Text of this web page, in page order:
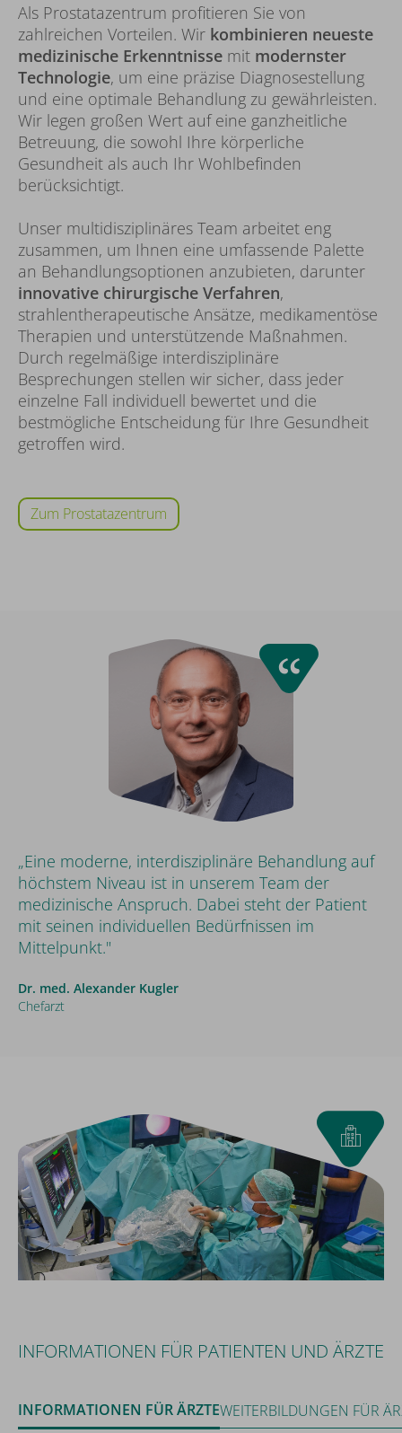
Als Prostatazentrum profitieren Sie von
zahlreichen Vorteilen. Wir kombinieren neueste
medizinische Erkenntnisse mit modernster
Technologie, um eine präzise Diagnosestellung
und eine optimale Behandlung zu gewährleisten.
Wir legen großen Wert auf eine ganzheitliche
Betreuung, die sowohl Ihre körperliche
Gesundheit als auch Ihr Wohlbefinden
berücksichtigt.
Unser multidisziplinäres Team arbeitet eng
zusammen, um Ihnen eine umfassende Palette
an Behandlungsoptionen anzubieten, darunter
innovative chirurgische Verfahren,
strahlentherapeutische Ansätze, medikamentöse
Therapien und unterstützende Maßnahmen.
Durch regelmäßige interdisziplinäre
Besprechungen stellen wir sicher, dass jeder
einzelne Fall individuell bewertet und die
bestmögliche Entscheidung für Ihre Gesundheit
getroffen wird.
Zum Prostatazentrum
„Eine moderne, interdisziplinäre Behandlung auf
höchstem Niveau ist in unserem Team der
medizinische Anspruch. Dabei steht der Patient
mit seinen individuellen Bedürfnissen im
Mittelpunkt."
Dr. med. Alexander Kugler
Chefarzt
INFORMATIONEN FÜR PATIENTEN UND ÄRZTE
INFORMATIONEN FÜR ÄRZTEWEITERBILDUNGEN FÜR